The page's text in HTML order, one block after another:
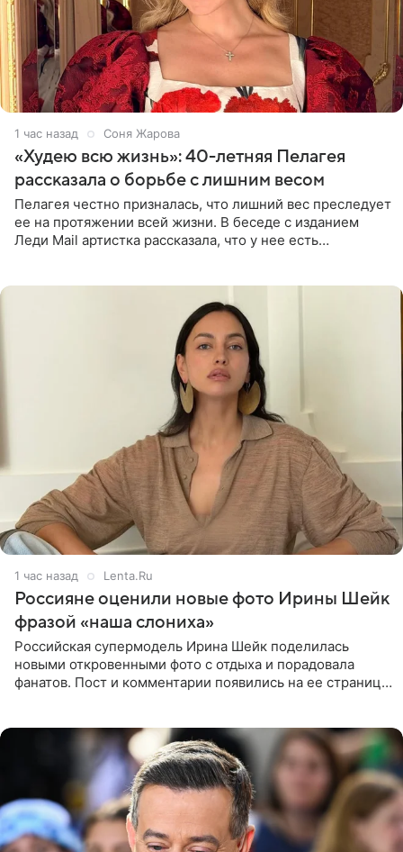
1 час назад Соня Жарова
«Худею всю жизнь»: 40-летняя Пелагея
рассказала о борьбе с лишним весом
Пелагея честно призналась, что лишний вес преследует
ее на протяжении всей жизни. В беседе с изданием
Леди Mail артистка рассказала, что у нее есть
1 час назад Lenta.Ru
Россияне оценили новые фото Ирины Шейк
фразой «наша слониха»
Российская супермодель Ирина Шейк поделилась
новыми откровенными фото с отдыха и порадовала
фанатов. Пост и комментарии появились на ее странице